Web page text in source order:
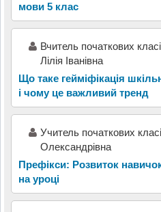
мови 5 клас
Вчитель початкових
Лілія Іванівна
Що таке гейміфікація
і чому це важливий тренд
Учитель початкових
Олександрівна
Префікси: Розвиток
на уроці